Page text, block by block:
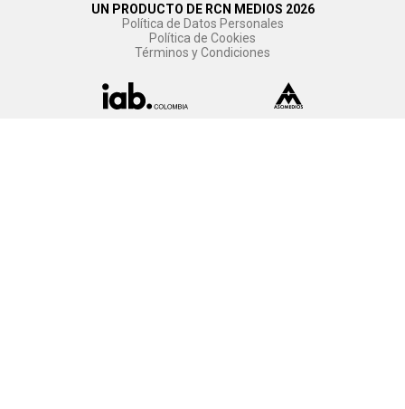
UN PRODUCTO DE RCN MEDIOS 2026
Política de Datos Personales
Política de Cookies
Términos y Condiciones